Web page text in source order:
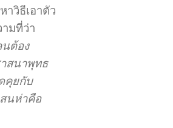
วิธีเอาตัว
มที่ว่า
ต้อง
สนาพุทธ
คุยกับ
นห่าคือ